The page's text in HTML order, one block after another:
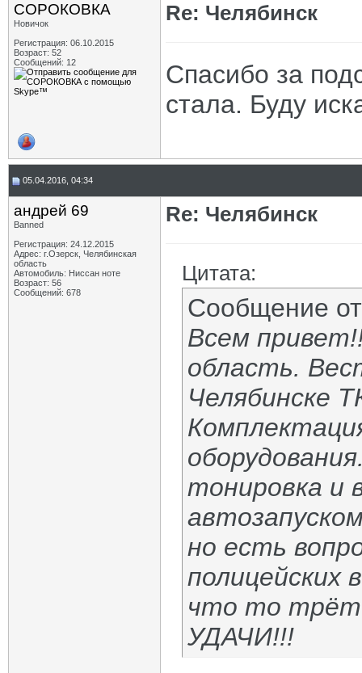
СОРОКОВКА
Новичок
Регистрация: 06.10.2015
Возраст: 52
Сообщений: 12
Re: Челябинск
Спасибо за
стала. Буду
05.04.2016, 04:34
андрей 69
Banned
Регистрация: 24.12.2015
Адрес: г.Озерск, Челябинская
область
Автомобиль: Ниссан ноте
Возраст: 56
Сообщений: 678
Re: Челябинск
Цитата:
Сообщение
Всем
область.
Челябинске
тонировка и
но есть
полицейских
что то
УДАЧИ!!!